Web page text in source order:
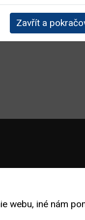
upozornenie,
aktívna.
Bluetooth môže
nikdy
Zavřít a
webu, iné nám